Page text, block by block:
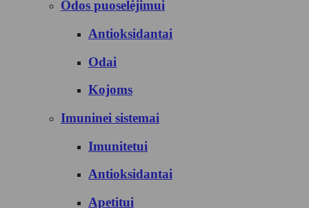
Odos puoselėjimui
Antioksidantai
Odai
Kojoms
Imuninei sistemai
Imunitetui
Antioksidantai
Apetitui